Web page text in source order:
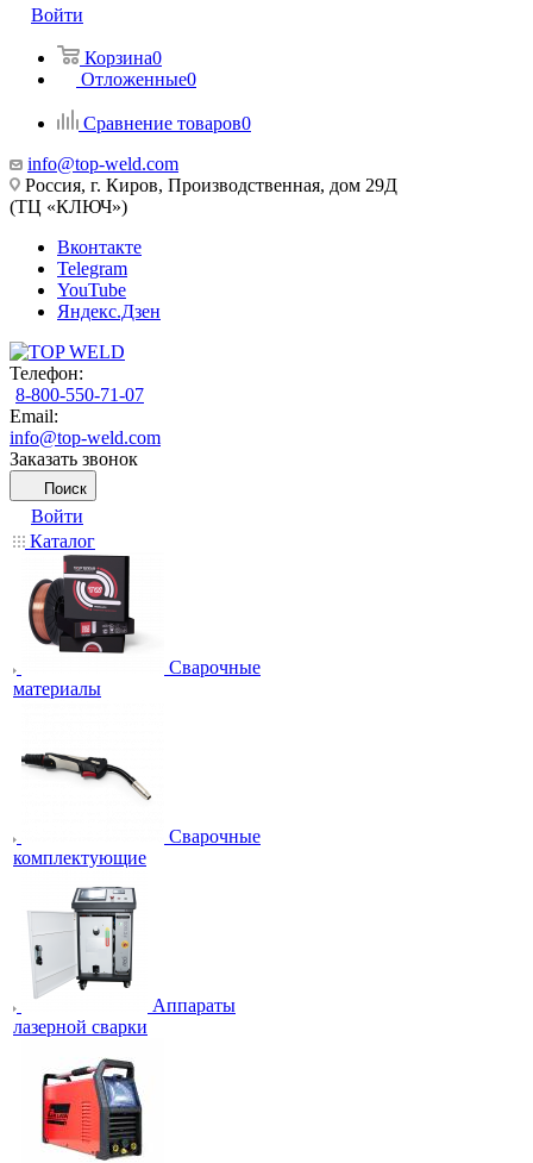
Войти
Корзина0
Отложенные0
Сравнение товаров0
info@top-weld.com
Россия, г. Киров, Производственная, дом 29Д
(ТЦ «КЛЮЧ»)
Вконтакте
Telegram
YouTube
Яндекс.Дзен
Телефон:
8-800-550-71-07
Email:
info@top-weld.com
Заказать звонок
Поиск
Войти
Каталог
Сварочные
материалы
Сварочные
комплектующие
Аппараты
лазерной сварки